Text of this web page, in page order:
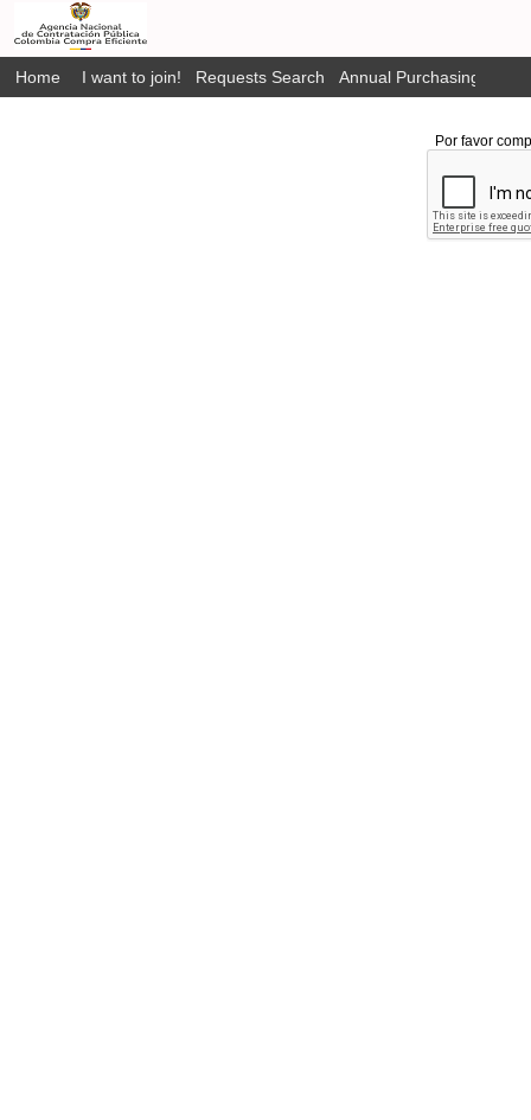
Home I want to join! Requests Search Annual Purchasing Plan
Por favor